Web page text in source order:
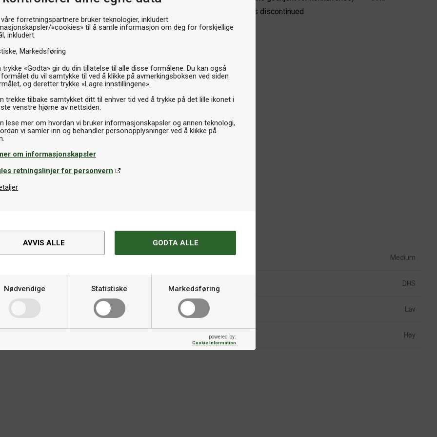
forretningspartnere bruker teknologier, inkludert
«cookies» til å samle informasjon om deg for forskjellige
inkludert:
Markedsføring
trykke «Godta» gir du din tillatelse til alle disse formålene. Du kan også
du vil samtykke til ved å klikke på avmerkingsboksen ved siden
og deretter trykke «Lagre innstillingene».
trekke tilbake samtykket ditt til enhver tid ved å trykke på det lille ikonet i
venstre hjørne av nettsiden.
lese mer om hvordan vi bruker informasjonskapsler og annen teknologi,
vi samler inn og behandler personopplysninger ved å klikke på
om informasjonskapsler
retningslinjer for personvern
AVVIS ALLE GODTA ALLE
Nødvendige Statistiske Markedsføring
powered by:
Cookie Information
The product is discontinued
Spesifikasjoner
Hardhet Medium
DHS
Fart Lav
Høy